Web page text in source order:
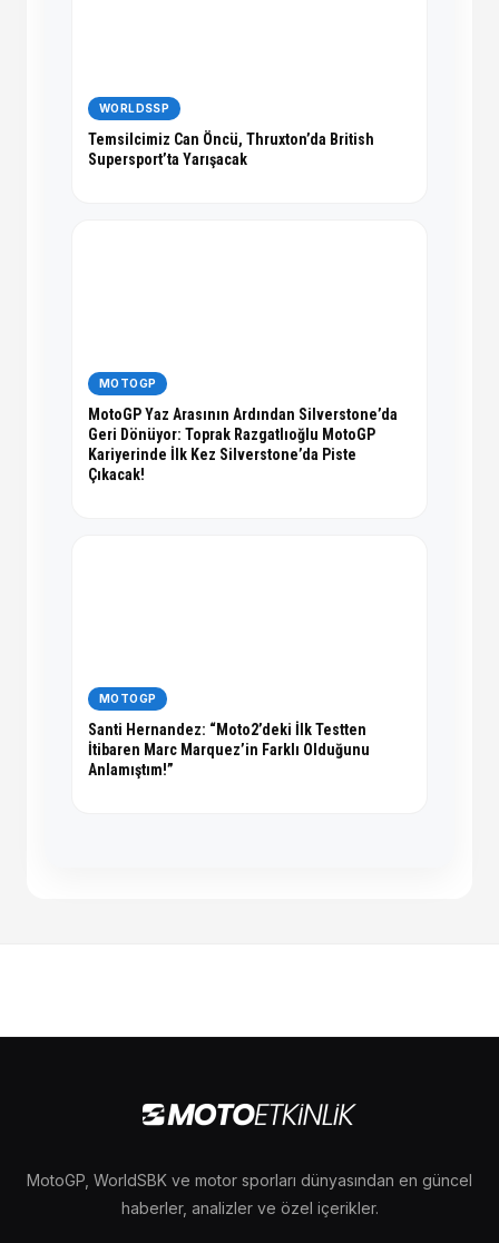
WORLDSSP
Temsilcimiz Can Öncü, Thruxton’da British
Supersport’ta Yarışacak
MOTOGP
MotoGP Yaz Arasının Ardından Silverstone’da
Geri Dönüyor: Toprak Razgatlıoğlu MotoGP
Kariyerinde İlk Kez Silverstone’da Piste
Çıkacak!
MOTOGP
Santi Hernandez: “Moto2’deki İlk Testten
İtibaren Marc Marquez’in Farklı Olduğunu
Anlamıştım!”
MotoGP, WorldSBK ve motor sporları dünyasından en güncel
haberler, analizler ve özel içerikler.